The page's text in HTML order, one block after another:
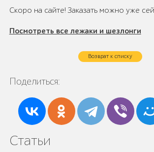
Скоро на сайте! Заказать можно уже
Посмотреть все лежаки и шезлонги
Возврат к списку
Поделиться:
Статьи